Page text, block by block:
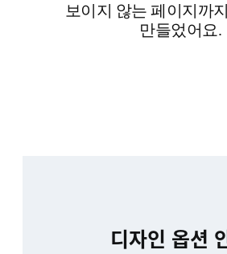
보이지 않는 페이지까
만들었어요.
디자인 옵션